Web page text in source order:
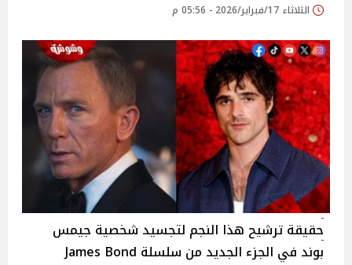
الثلاثاء 17/فبراير/2026 - 05:56 م
حقيقة ترشيح هذا النجم لتجسيد شخصية جيمس
بوند في الجزء الجديد من سلسلة James Bond